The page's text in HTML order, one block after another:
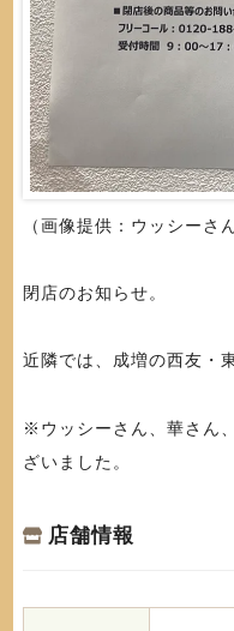
（画像提供：ウッシーさん
閉店のお知らせ。
近隣では、成増の西友・
※ウッシーさん、華さん
ざいました。
店舗情報